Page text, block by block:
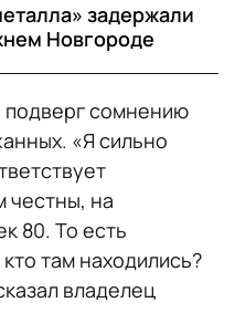
задержали
Новгороде
подверг сомнению
«Я сильно
честны, на
80. То есть
там находились?
владелец